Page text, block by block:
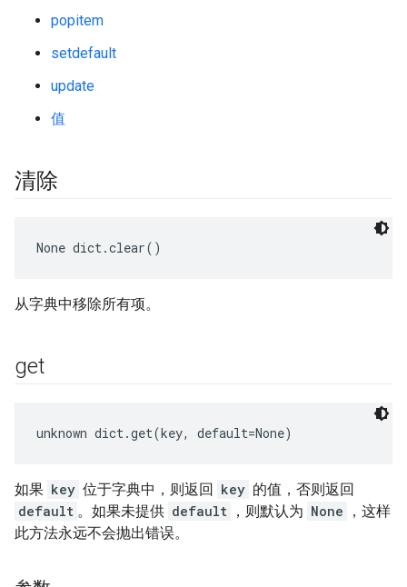
popitem
setdefault
update
值
清除
None dict.clear()
从字典中移除所有项。
get
unknown dict.get(key, default=None)
如果 key 位于字典中，则返回 key 的值，否则返回
default 。如果未提供 default ，则默认为 None
，这样
此方法永远不会抛出错误。